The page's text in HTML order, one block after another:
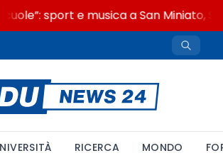
sport e musica a San Miniato,
RICERCA MONDO